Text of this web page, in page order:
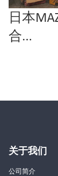
日本
合...
关于我们
公司简介